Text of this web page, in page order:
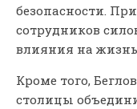
безопасности.
сотрудников
влияния на жизнь
Кроме того,
столицы